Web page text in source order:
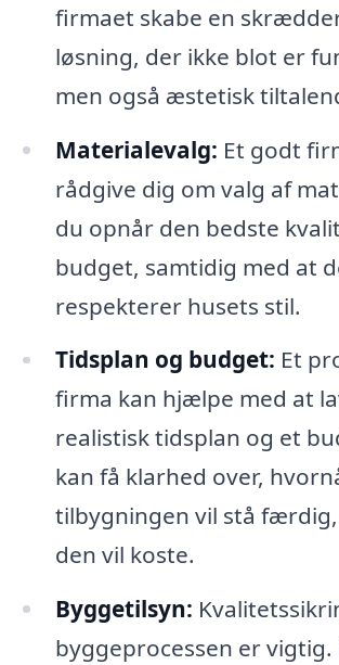
firmaet skabe en
løsning, der ikke blot er
men også æstetisk
Materialevalg: Et godt
rådgive dig om valg af
du opnår den bedste
budget, samtidig med at
respekterer husets stil.
Tidsplan og budget: Et
firma kan hjælpe med at
realistisk tidsplan og et
kan få klarhed over,
tilbygningen vil stå
den vil koste.
Byggetilsyn:
byggeprocessen er vigtig.